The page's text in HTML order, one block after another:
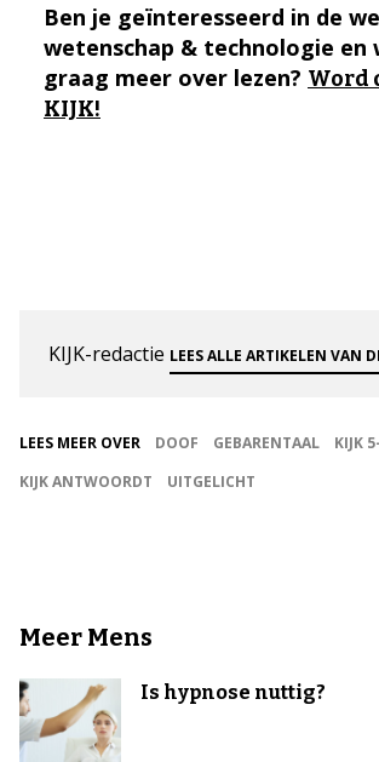
Ben je geïnteresseerd in de
wetenschap & technologie en
graag meer over lezen? Word
KIJK!
KIJK-redactie LEES ALLE ARTIKELEN VAN
LEES MEER OVER DOOF GEBARENTAAL
KIJK
KIJK ANTWOORDT
UITGELICHT
Meer Mens
Is hypnose nuttig?